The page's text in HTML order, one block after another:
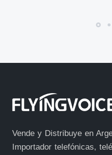
Vende y Distribuye en
Importador telefónicas,